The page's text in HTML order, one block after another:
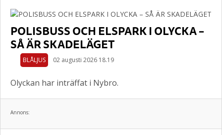
POLISBUSS OCH ELSPARK I OLYCKA –
SÅ ÄR SKADELÄGET
BLÅLJUS 02 augusti 2026 18.19
Olyckan har inträffat i Nybro.
Annons: